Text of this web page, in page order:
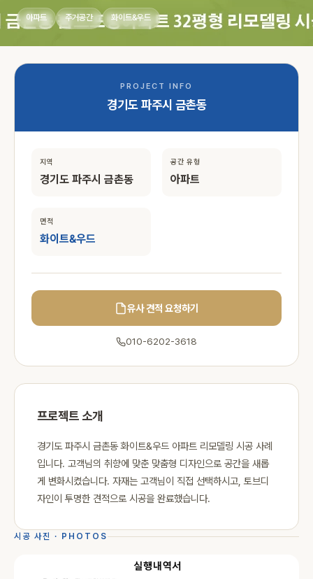
아파트 주거공간 화이트&우드
PROJECT INFO
경기도 파주시 금촌동
지역
경기도 파주시 금촌동
공간 유형
아파트
면적
화이트&우드
유사 견적 요청하기
010-6202-3618
프로젝트 소개
경기도 파주시 금촌동 화이트&우드 아파트 리모델링 시공 사례
입니다. 고객님의 취향에 맞춘 맞춤형 디자인으로 공간을 새롭
게 변화시켰습니다. 자재는 고객님이 직접 선택하시고, 토브디
자인이 투명한 견적으로 시공을 완료했습니다.
시공 사진 · PHOTOS